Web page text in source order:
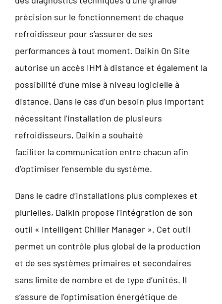
précision sur le fonctionnement de chaque
refroidisseur pour s’assurer de ses
performances à tout moment. Daikin On Site
autorise un accès IHM à distance et également la
possibilité d’une mise à niveau logicielle à
distance. Dans le cas d’un besoin plus important
nécessitant l’installation de plusieurs
refroidisseurs, Daikin a souhaité
faciliter la communication entre chacun afin
d’optimiser l’ensemble du système.
Dans le cadre d’installations plus complexes et
plurielles, Daikin propose l’intégration de son
outil « Intelligent Chiller Manager ». Cet outil
permet un contrôle plus global de la production
et de ses systèmes primaires et secondaires
sans limite de nombre et de type d’unités. Il
s’assure de l’optimisation énergétique de